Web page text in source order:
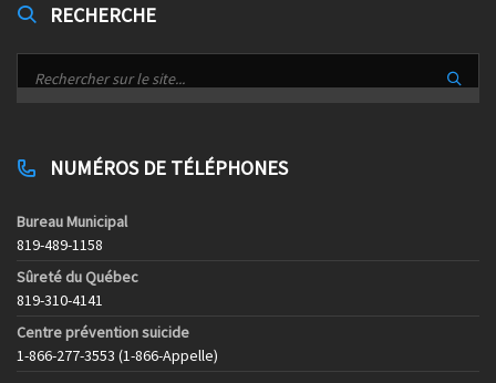
RECHERCHE
NUMÉROS DE TÉLÉPHONES
Bureau Municipal
819-489-1158
Sûreté du Québec
819-310-4141
Centre prévention suicide
1-866-277-3553 (1-866-Appelle)